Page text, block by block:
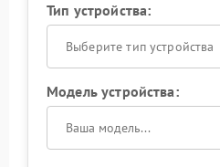
Тип устройства:
Выберите тип устройства
Модель устройства: